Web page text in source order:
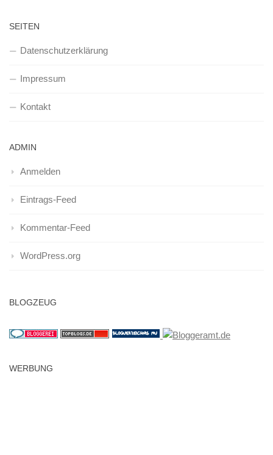
SEITEN
Datenschutzerklärung
Impressum
Kontakt
ADMIN
Anmelden
Eintrags-Feed
Kommentar-Feed
WordPress.org
BLOGZEUG
WERBUNG